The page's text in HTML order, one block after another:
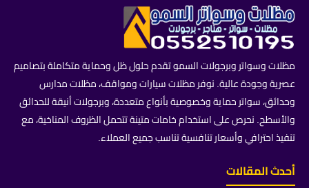
مظلات وسواتر وبرجولات السمو تقدم حلول ظل وحماية متكاملة بتصاميم
عصرية وجودة عالية. نوفر مظلات سيارات ومواقف، مظلات مدارس
وحدائق، سواتر حماية وخصوصية بأنواع متعددة، وبرجولات أنيقة للحدائق
والأسطح. نحرص على استخدام خامات متينة تتحمل الظروف المناخية، مع
تنفيذ احترافي وأسعار تنافسية تناسب جميع العملاء.
أحدث المقالات